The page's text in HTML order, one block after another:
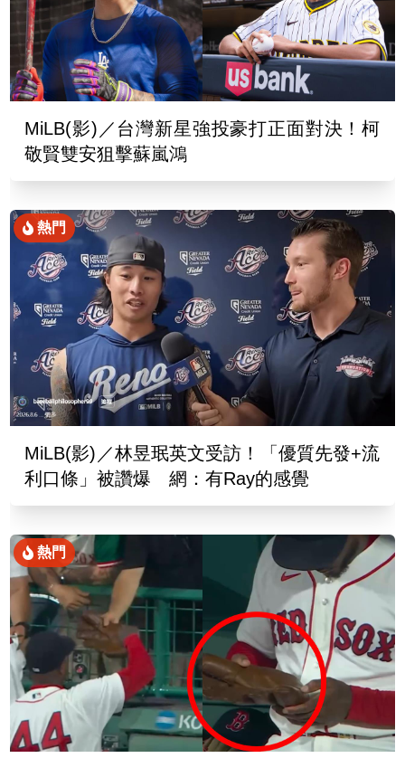
MiLB(影)／台灣新星強投豪打正面對決！柯
敬賢雙安狙擊蘇嵐鴻
熱門
MiLB(影)／林昱珉英文受訪！「優質先發+流
利口條」被讚爆 網：有Ray的感覺
熱門